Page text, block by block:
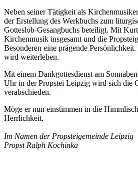
Neben seiner Tätigkeit als
der Erstellung des Werkbuchs zum
Gotteslob-Gesangbuchs beteiligt. Mit
Kirchenmusik insgesamt und die
Besonderen eine prägende
wird weiterleben.
Mit einem Dankgottesdienst am
Uhr in der Propstei Leipzig wird sich die
verabschieden.
Möge er nun einstimmen in die
Herrlichkeit.
Im Namen der Propsteigemeinde Leipzig
Propst Ralph Kochinka